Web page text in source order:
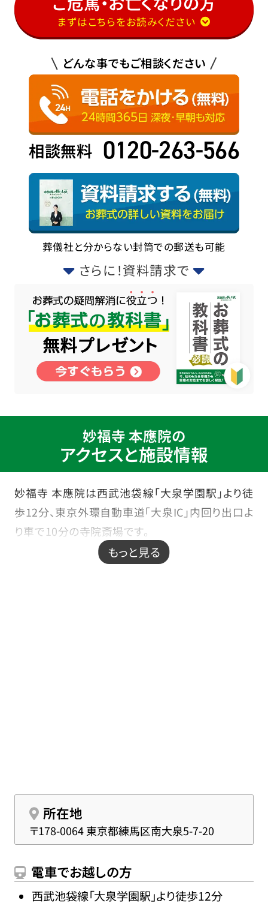
まずはこちらをお読みください
どんな事でもご相談ください
相談無料 0120-263-566
葬儀社と分からない封筒での郵送も可能
さらに！資料請求で
妙福寺 本應院の
アクセスと施設情報
妙福寺 本應院は西武池袋線「大泉学園駅」より徒
歩12分、東京外環自動車道「大泉IC」内回り出口よ
り車で10分の寺院斎場です。
家族葬から一般葬まで幅広く執り行えます。
こちらの式場には火葬場を併設しておりませんが、
もっと見る
所在地
〒178-0064 東京都練馬区南大泉5-7-20
電車でお越しの方
西武池袋線「大泉学園駅」より徒歩12分